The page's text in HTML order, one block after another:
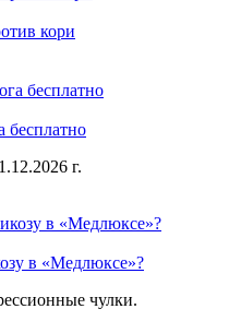
кори
бесплатно
г.
в «Медлюксе»?
чулки.